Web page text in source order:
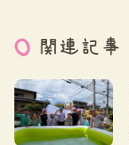
関連記事